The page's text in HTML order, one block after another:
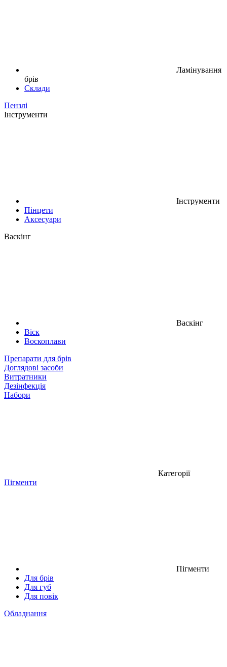
Ламінування
брів
Склади
Пензлі
Інструменти
Інструменти
Пінцети
Аксесуари
Васкінг
Васкінг
Віск
Воскоплави
Препарати для брів
Доглядові засоби
Витратники
Дезінфекція
Набори
Категорії
Пігменти
Пігменти
Для брів
Для губ
Для повік
Обладнання